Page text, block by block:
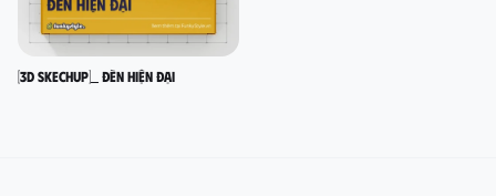
[3D SKECHUP]_ Đèn hiện đại